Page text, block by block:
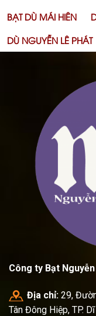
BẠT DÙ MÁI HIÊN
DÙ NGUYỄN LÊ PHÁT
Công ty Bạt
Địa chỉ: 29,
Tân Đông Hiệp, TP.